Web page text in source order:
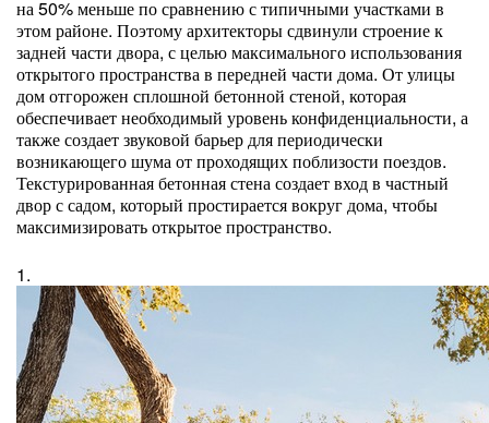
на 50% меньше по сравнению с типичными участками в
этом районе. Поэтому архитекторы сдвинули строение к
задней части двора, с целью максимального использования
открытого пространства в передней части дома. От улицы
дом отгорожен сплошной бетонной стеной, которая
обеспечивает необходимый уровень конфиденциальности, а
также создает звуковой барьер для периодически
возникающего шума от проходящих поблизости поездов.
Текстурированная бетонная стена создает вход в частный
двор с садом, который простирается вокруг дома, чтобы
максимизировать открытое пространство.
1.